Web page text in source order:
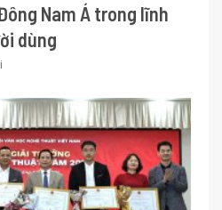
Nam Á trong lĩnh
dùng